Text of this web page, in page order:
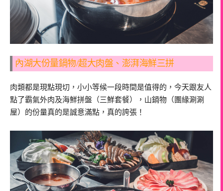
內湖大份量鍋物/超大肉盤、澎湃海鮮三拼
肉類都是現點現切，小小等候一段時間是值得的，今天跟友人
點了霸氣外肉及海鮮拼盤（三鮮套餐），山鍋物（團緣涮涮
屋）的份量真的是誠意滿點，真的誇張！